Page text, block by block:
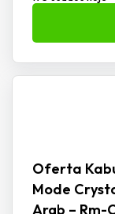
Oferta
Mode
Argb – Rm-